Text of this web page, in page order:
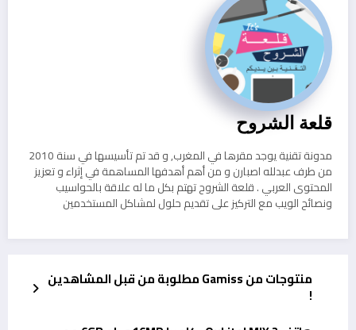
قلعة الشروح
مدونة تقنية يوجد مقرها في المغرب, و قد تم تأسيسها في سنة 2010
من طرف عبدلله اصبارن و من أهم أهدفها المساهمة في إثراء و تعزيز
المحتوى العربي . قلعة الشروح تهتم بكل ما له علاقة بالحواسيب
ونصائح الويب مع التركيز على تقديم حلول لمشاكل المستخدمين
منتوجات من Gamiss مطلوبة من قبل المشاهدين
!